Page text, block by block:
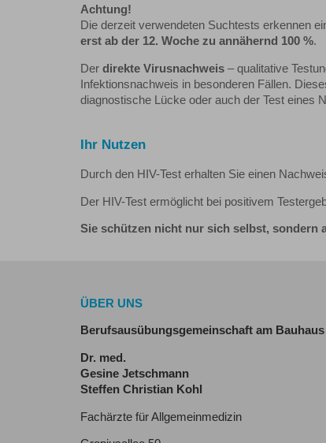
Achtung!
Die derzeit verwendeten Suchtests erkennen
erst ab der 12. Woche zu annähernd 100 %.
Der direkte Virusnachweis – qualitative
Infektionsnachweis in besonderen Fällen.
diagnostische Lücke oder auch der Test eines
Ihr Nutzen
Durch den HIV-Test erhalten Sie einen
Der HIV-Test ermöglicht bei positivem
Sie schützen nicht nur sich selbst, sondern
ÜBER UNS
Berufsausübungsgemeinschaft am Bauhaus
Dr. med.
Gesine Jetschmann
Steffen Christian Kohl
Fachärzte für Allgemeinmedizin